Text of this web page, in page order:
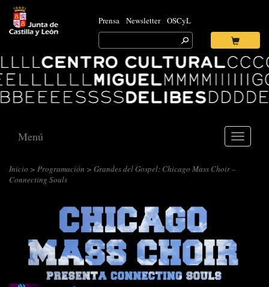
Prensa Newsletter OSCyL
Search
for:
Ok
Centro
Cultural
Miguel
Delibes
Toggle
Menú
Inicio > Programación > Grandes del Gospel: Chicago Mass Choir –
Connecting Souls